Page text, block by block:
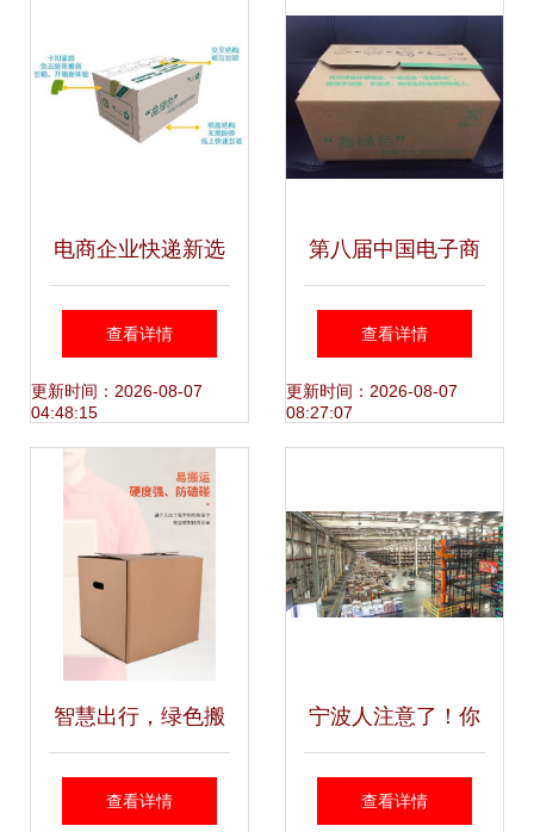
电商企业快递新选
择 “一扣得”最生态
纸箱迎来新突破
查看详情
更新时间：2026-08-07
04:48:15
第八届中国电子商
务与物流协同发展
大会在杭开幕 一扣
绿色物流新潮流
查看详情
更新时间：2026-08-07
08:27:07
智慧出行，绿色搬
家 德国设计免胶带
查看详情
宁波人注意了！你
的双十一将有新变
查看详情